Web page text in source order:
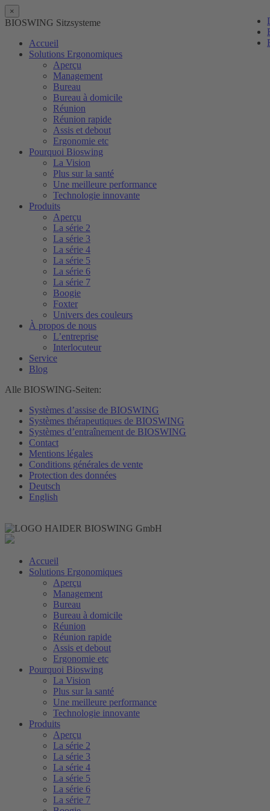
×
BIOSWING Sitzsysteme
Accueil
Solutions Ergonomiques
Aperçu
Management
Bureau
Bureau à domicile
Réunion
Réunion rapide
Assis et debout
Ergonomie etc
Pourquoi Bioswing
La Vision
Plus sur la santé
Une meilleure performance
Technologie innovante
Produits
Aperçu
La série 2
La série 3
La série 4
La série 5
La série 6
La série 7
Boogie
Foxter
Univers des couleurs
À propos de nous
L’entreprise
Interlocuteur
Service
Blog
Alle BIOSWING-Seiten:
Systèmes d’assise de BIOSWING
Systèmes thérapeutiques de BIOSWING
Systèmes d’entraînement de BIOSWING
Contact
Mentions légales
Conditions générales de vente
Protection des données
Deutsch
English
Accueil
Solutions Ergonomiques
Aperçu
Management
Bureau
Bureau à domicile
Réunion
Réunion rapide
Assis et debout
Ergonomie etc
Pourquoi Bioswing
La Vision
Plus sur la santé
Une meilleure performance
Technologie innovante
Produits
Aperçu
La série 2
La série 3
La série 4
La série 5
La série 6
La série 7